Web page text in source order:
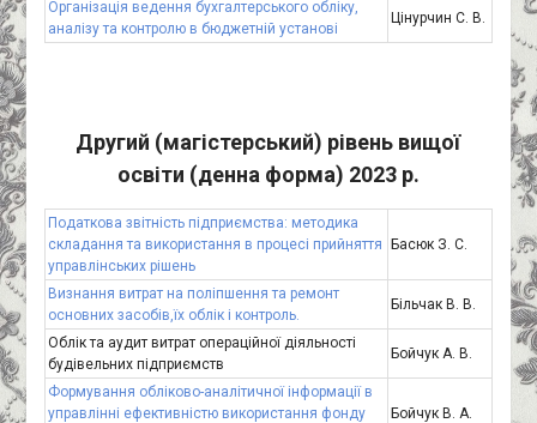
Організація ведення бухгалтерського обліку,
аналізу та контролю в бюджетній установі
Цінурчин С. В.
Другий (магістерський) рівень вищої
освіти (денна форма) 2023 р.
Податкова звітність підприємства: методика
складання та використання в процесі прийняття
управлінських рішень
Басюк З. С.
Визнання витрат на поліпшення та ремонт
основних засобів,їх облік і контроль.
Більчак В. В.
Облік та аудит витрат операційної діяльності
будівельних підприємств
Бойчук А. В.
Формування обліково-аналітичної інформації в
управлінні ефективністю використання фонду
Бойчук В. А.